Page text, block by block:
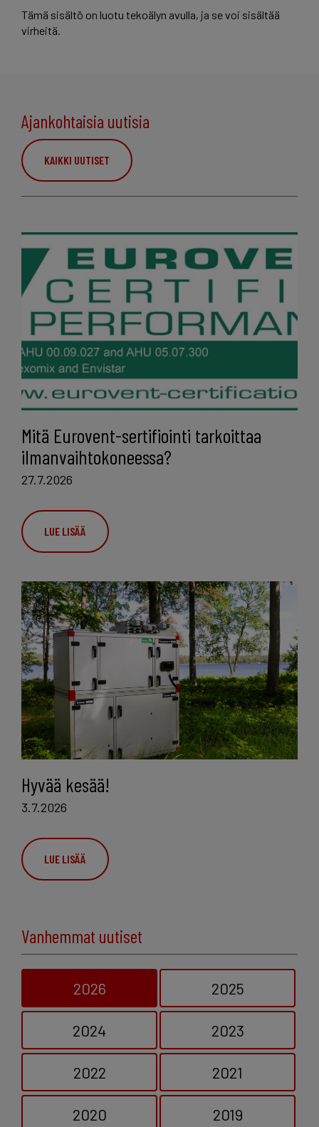
Tämä sisältö on luotu tekoälyn avulla, ja se voi sisältää
virheitä.
Ajankohtaisia uutisia
KAIKKI UUTISET
Mitä Eurovent-sertifiointi tarkoittaa
ilmanvaihtokoneessa?
27.7.2026
LUE LISÄÄ
Hyvää kesää!
3.7.2026
LUE LISÄÄ
Vanhemmat uutiset
2026 2025
2024 2023
2022 2021
2020 2019